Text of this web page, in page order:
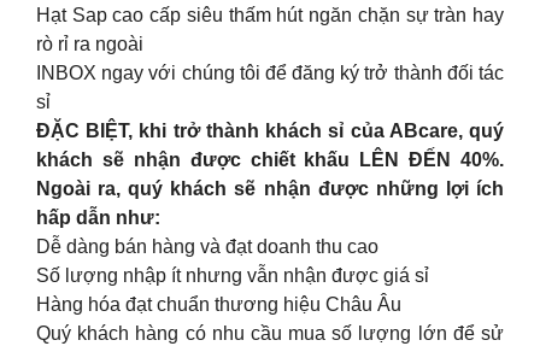
Hạt Sap cao cấp siêu thấm hút ngăn chặn sự tràn hay
rò rỉ ra ngoài
INBOX ngay với chúng tôi để đăng ký trở thành đối tác
sỉ
ĐẶC BIỆT, khi trở thành khách sỉ của ABcare, quý
khách sẽ nhận được chiết khấu LÊN ĐẾN 40%.
Ngoài ra, quý khách sẽ nhận được những lợi ích
hấp dẫn như:
Dễ dàng bán hàng và đạt doanh thu cao
Số lượng nhập ít nhưng vẫn nhận được giá sỉ
Hàng hóa đạt chuẩn thương hiệu Châu Âu
Quý khách hàng có nhu cầu mua số lượng lớn để sử